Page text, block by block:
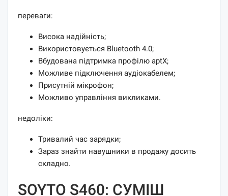
переваги:
Висока надійність;
Використовується Bluetooth 4.0;
Вбудована підтримка профілю aptX;
Можливе підключення аудіокабелем;
Присутній мікрофон;
Можливо управління викликами.
недоліки:
Тривалий час зарядки;
Зараз знайти навушники в продажу досить
складно.
SOYTO S460: СУМІШ